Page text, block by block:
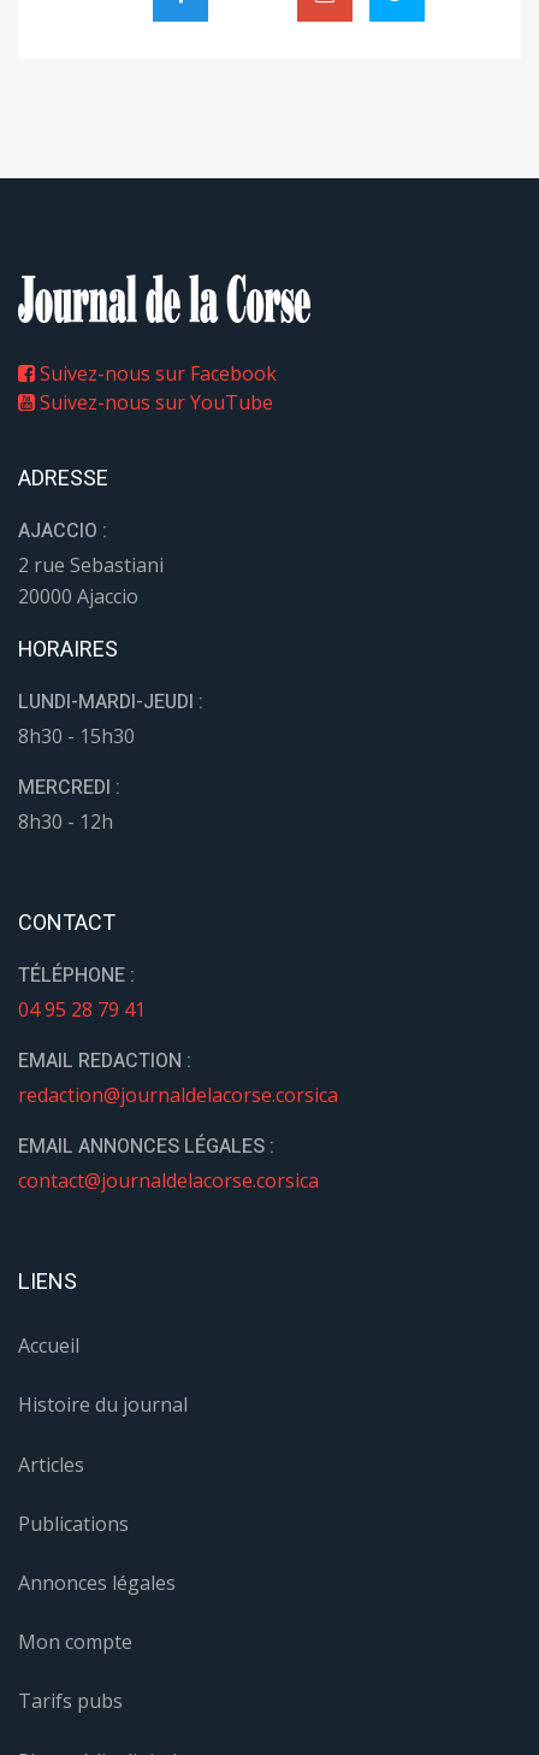
Suivez-nous sur Facebook
Suivez-nous sur YouTube
ADRESSE
AJACCIO :
2 rue Sebastiani
20000 Ajaccio
HORAIRES
LUNDI-MARDI-JEUDI :
8h30 - 15h30
MERCREDI :
8h30 - 12h
CONTACT
TÉLÉPHONE :
04 95 28 79 41
EMAIL REDACTION :
redaction@journaldelacorse.corsica
EMAIL ANNONCES LÉGALES :
contact@journaldelacorse.corsica
LIENS
Accueil
Histoire du journal
Articles
Publications
Annonces légales
Mon compte
Tarifs pubs